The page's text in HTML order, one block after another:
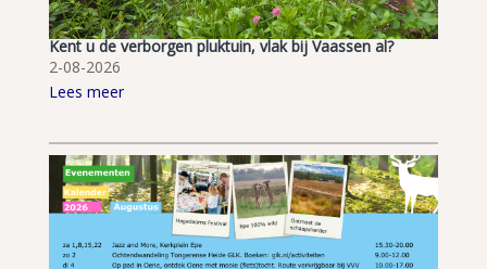
Kent u de verborgen pluktuin, vlak bij Vaassen al?
2-08-2026
Lees meer